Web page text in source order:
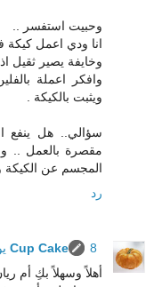
وحبيت استفسر ..
انا ودي اعمل كيكة
وخايفة يصير ثقيل
وافكر اعملة
ويثبت بالكيكة .
سؤالي.. هل ينفع
مقصرة بالعمل ..
المجسم عن الكيكة
رد
Cup Cake
8 يوليو 2012 في 12:44 م
أهلاً وسهلاً بكِ أم